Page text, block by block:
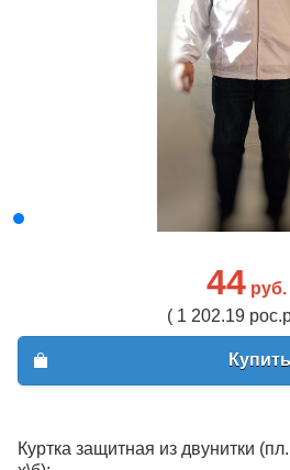
44 руб.
( 1 202.19
Купить
Куртка защитная из двунитки